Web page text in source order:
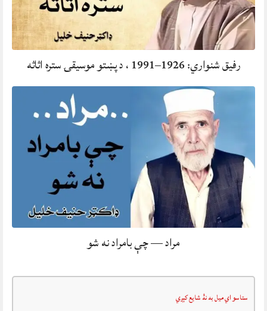
رفيق شنواري: 1926–1991 ، د پښتو موسيقۍ ستره اثاثه
مراد — چې بامراد نه شو
ستاسو اي ميل به نۀ شايع کېږي